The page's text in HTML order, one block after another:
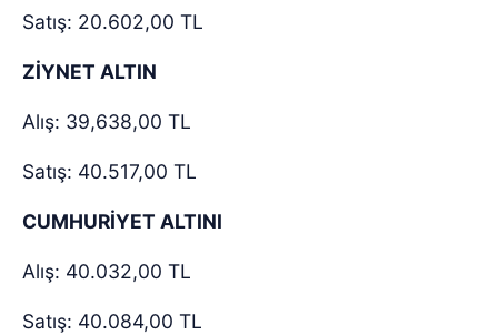
Satış: 20.602,00 TL
ZİYNET ALTIN
Alış: 39,638,00 TL
Satış: 40.517,00 TL
CUMHURİYET ALTINI
Alış: 40.032,00 TL
Satış: 40.084,00 TL